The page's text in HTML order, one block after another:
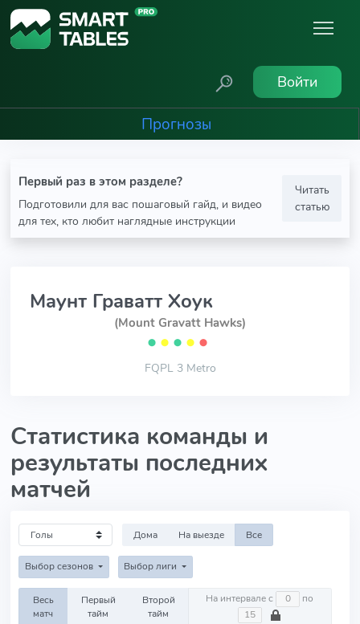
Войти
Прогнозы
Первый раз в этом разделе?
Подготовили для вас пошаговый гайд, и видео
для тех, кто любит наглядные инструкции
Читать
статью
Маунт Граватт Хоук
(Mount Gravatt Hawks)
⬤ ⬤ ⬤ ⬤ ⬤
FQPL 3 Metro
Статистика команды и
результаты последних
матчей
Дома На выезде Все
Выбор сезонов Выбор лиги
Весь
матч
Первый
тайм
Второй
тайм
На интервале с по